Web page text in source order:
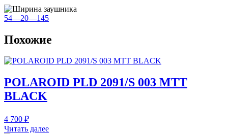
54—20—145
Похожие
POLAROID PLD 2091/S 003 MTT
BLACK
4 700 ₽
Читать далее